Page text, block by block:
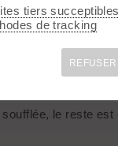
sur le chemin
soufflée à de
le reste est
tiers
de tracking
REFUSER